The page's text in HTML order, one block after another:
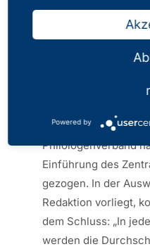
Eine
Noten?
„(…) Der nordrhein-
Philologenverband
Einführung des
gezogen. In der
Redaktion vorliegt,
dem Schluss: „In
werden die
Powered by